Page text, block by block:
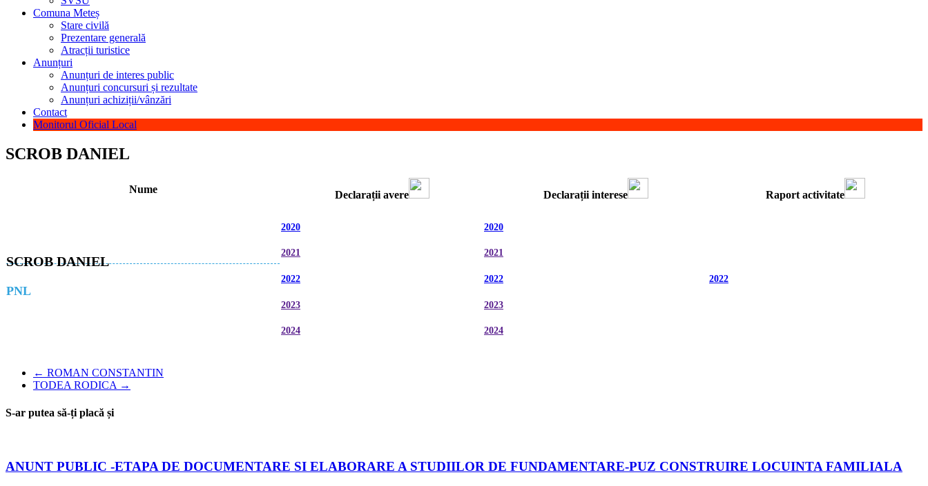
Comuna Meteș
Stare civilă
Prezentare generală
Atracții turistice
Anunțuri
Anunțuri de interes public
Anunțuri concursuri și rezultate
Anunțuri achiziții/vânzări
Contact
Monitorul Oficial Local
SCROB DANIEL
Nume Declarații avere Declarații interese Raport activitate
SCROB DANIEL
PNL
2020
2021
2022
2023
2024
2020
2021
2022
2023
2024
2022
← ROMAN CONSTANTIN
TODEA RODICA →
S-ar putea să-ți placă și
ANUNT PUBLIC -ETAPA DE DOCUMENTARE SI ELABORARE A STUDIILOR DE FUNDAMENTARE-PUZ CONSTRUIRE LOCUINTA FAMILIALA